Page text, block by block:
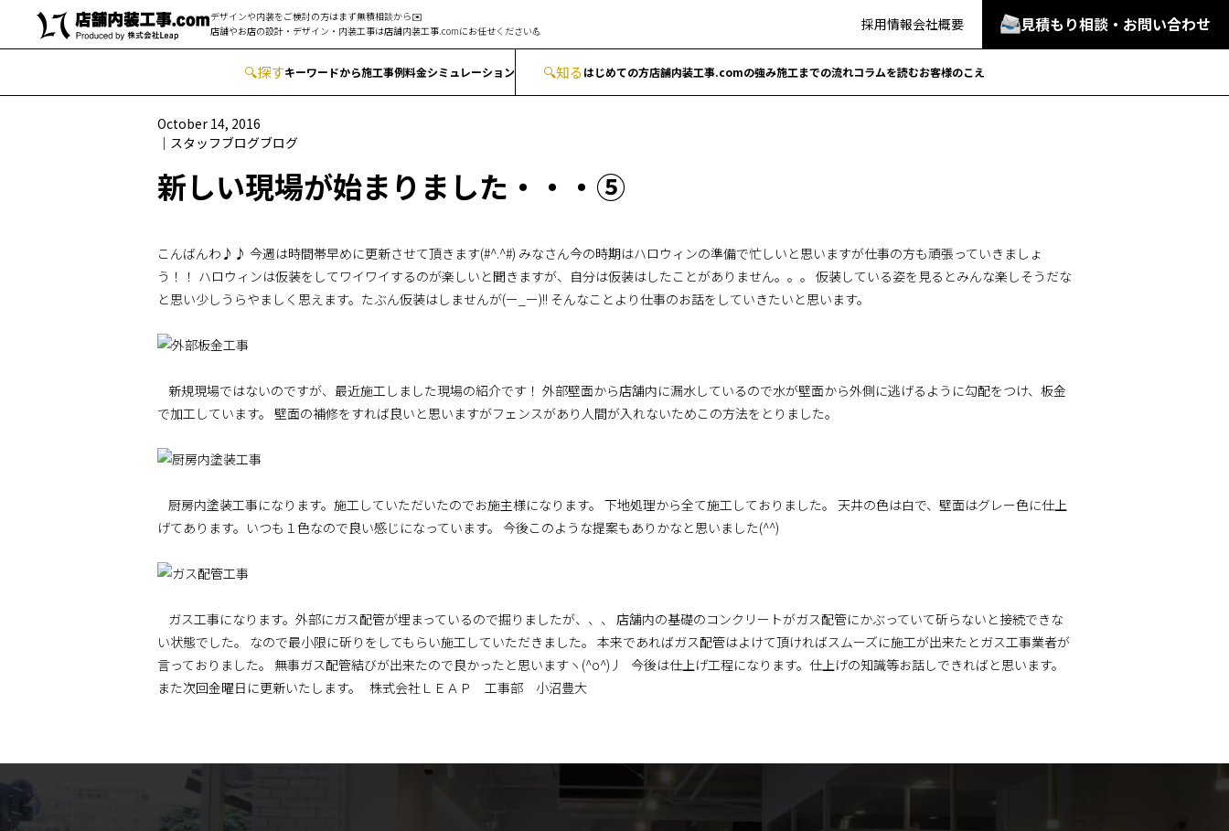
デザインや内装をご検討の方はまず無積相談から✉️
店舗やお店の設計・デザイン・内装工事は店舗内装工事.comにお任せください💪 採用情報会社概要 見積もり相談・お問い合わせ
🔍︎探すキーワードから施工事例料金シミュレーション 🔍知るはじめての方店舗内装工事.comの強み施工までの流れコラムを読むお客様のこえ
October 14, 2016
スタッフブログブログ
新しい現場が始まりました・・・⑤
こんばんわ♪♪ 今週は時間帯早めに更新させて頂きます(#^.^#) みなさん今の時期はハロウィンの準備で忙しいと思いますが仕事の方も頑張っていきましょ
う！！ ハロウィンは仮装をしてワイワイするのが楽しいと聞きますが、自分は仮装はしたことがありません。。。 仮装している姿を見るとみんな楽しそうだな
と思い少しうらやましく思えます。たぶん仮装はしませんが(ー_ー)!! そんなことより仕事のお話をしていきたいと思います。
新規現場ではないのですが、最近施工しました現場の紹介です！ 外部壁面から店舗内に漏水しているので水が壁面から外側に逃げるように勾配をつけ、板金
で加工しています。 壁面の補修をすれば良いと思いますがフェンスがあり人間が入れないためこの方法をとりました。
厨房内塗装工事になります。施工していただいたのでお施主様になります。 下地処理から全て施工しておりました。 天井の色は白で、壁面はグレー色に仕上
げてあります。いつも１色なので良い感じになっています。 今後このような提案もありかなと思いました(^^)
ガス工事になります。外部にガス配管が埋まっているので掘りましたが、、、 店舗内の基礎のコンクリートがガス配管にかぶっていて斫らないと接続できな
い状態でした。 なので最小限に斫りをしてもらい施工していただきました。 本来であればガス配管はよけて頂ければスムーズに施工が出来たとガス工事業者が
言っておりました。 無事ガス配管結びが出来たので良かったと思いますヽ(^o^)丿 今後は仕上げ工程になります。仕上げの知識等お話しできればと思います。
また次回金曜日に更新いたします。 株式会社ＬＥＡＰ 工事部 小沼豊大